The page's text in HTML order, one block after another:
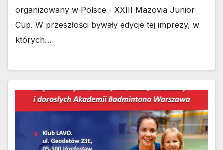
organizowany w Polsce - XXIII Mazovia Junior
Cup. W przeszłości bywały edycje tej imprezy, w
których…